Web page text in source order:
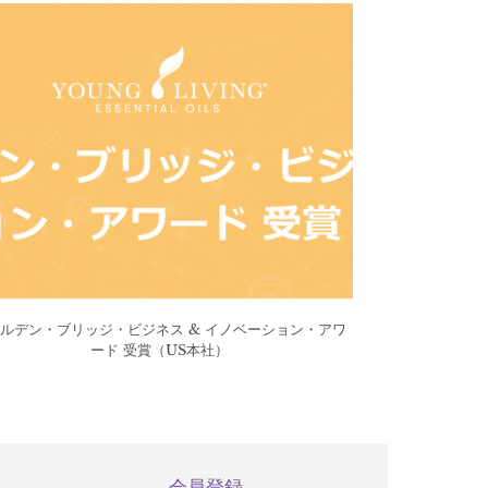
デン・ブリッジ・ビジネス & イノベーション・アワ
ード 受賞（US本社）